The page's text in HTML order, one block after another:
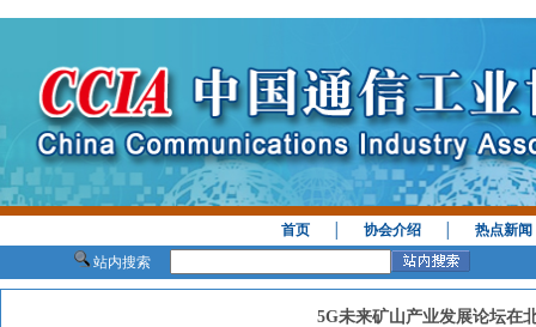
首页 │协会介绍 │热点新闻
站内搜索
5G未来矿山产业发展论坛在